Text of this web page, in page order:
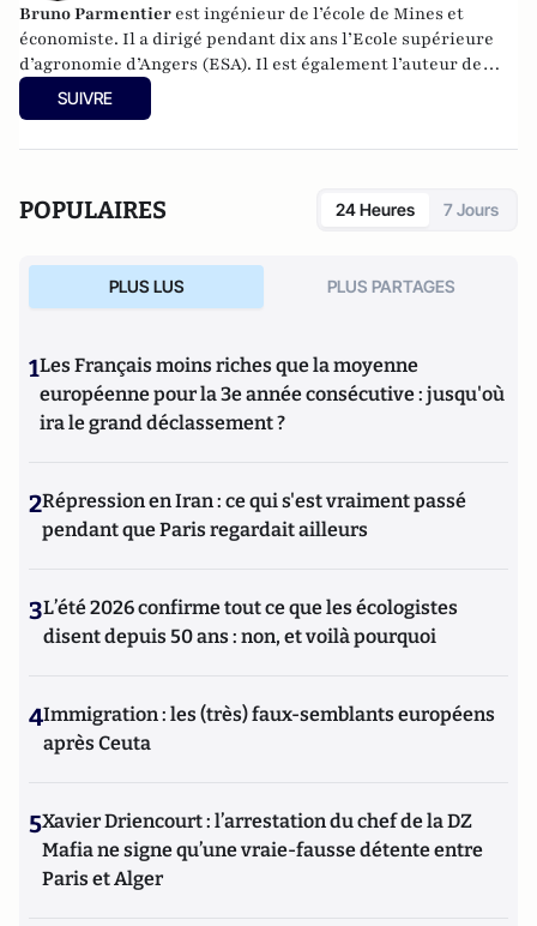
Bruno Parmentier est ingénieur de l’école de Mines et
économiste. Il a dirigé pendant dix ans l’Ecole supérieure
d’agronomie d’Angers (ESA). Il est également l’auteur de
livres sur les enjeux alimentaires :
et bien
Nourrir l’humanité
SUIVRE
POPULAIRES 24 Heures 7 Jours
PLUS LUS PLUS PARTAGES
1Les Français moins riches que la moyenne
européenne pour la 3e année consécutive : jusqu'où
ira le grand déclassement ?
2Répression en Iran : ce qui s'est vraiment passé
pendant que Paris regardait ailleurs
3L’été 2026 confirme tout ce que les écologistes
disent depuis 50 ans : non, et voilà pourquoi
4Immigration : les (très) faux-semblants européens
après Ceuta
5Xavier Driencourt : l’arrestation du chef de la DZ
Mafia ne signe qu’une vraie-fausse détente entre
Paris et Alger